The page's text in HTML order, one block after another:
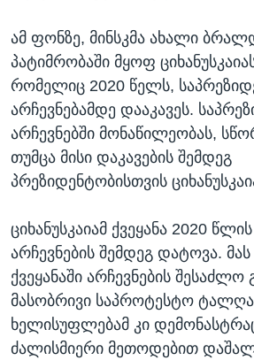
ამ ფონზე, მინსკმა ახალი
პატიმრობაში მყოფ
რომელიც 2020 წელს,
არჩევნებამდე დააკავეს.
არჩევნებში მონაწილეობას,
თუმცა მისი დაკავების შემდეგ
პრეზიდენტობისთვის
ციხანუსკაიამ ქვეყანა 2020
არჩევნების შემდეგ დატოვა.
ქვეყანაში არჩევნების შესაძლო
მასობრივი საპროტესტო ტალღა
ხელისუფლებამ კი
ძალისმიერი მეთოდებით